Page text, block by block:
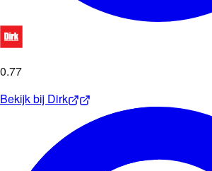
0.77
Bekijk bij Dirk